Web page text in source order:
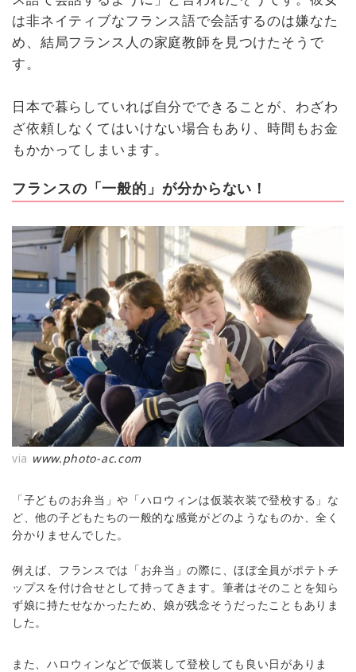
は非ネイティブなフランス語で会話するのは嫌なた
め、結局フランス人の家庭教師を見つけたそうで
す。
日本で暮らしていれば自分でできることが、わざわ
ざ依頼しなくてはいけない場合もあり、時間もお金
もかかってしまいます。
フランスの「一般的」が分からない！
via www.photo-ac.com
「子どものお弁当」や「ハロウィンは仮装衣装で登校する」な
ど、他の子どもたちの一般的な感覚がどのようなものか、全く
分かりませんでした。
例えば、フランスでは「お弁当」の際に、ほぼ全員がポテトチ
ップスを付け合せとして持ってきます。筆者はそのことを知ら
ず娘に持たせなかったため、娘が残念そうだったこともありま
した。
また、ハロウィンなどで仮装して登校しても良い日がありま